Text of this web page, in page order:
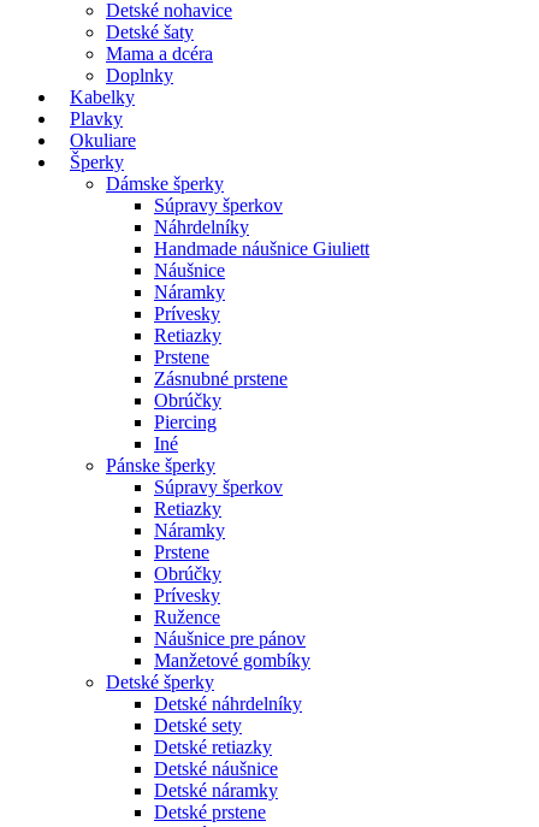
Detské nohavice
Detské šaty
Mama a dcéra
Doplnky
Kabelky
Plavky
Okuliare
Šperky
Dámske šperky
Súpravy šperkov
Náhrdelníky
Handmade náušnice Giuliett
Náušnice
Náramky
Prívesky
Retiazky
Prstene
Zásnubné prstene
Obrúčky
Piercing
Iné
Pánske šperky
Súpravy šperkov
Retiazky
Náramky
Prstene
Obrúčky
Prívesky
Ružence
Náušnice pre pánov
Manžetové gombíky
Detské šperky
Detské náhrdelníky
Detské sety
Detské retiazky
Detské náušnice
Detské náramky
Detské prstene